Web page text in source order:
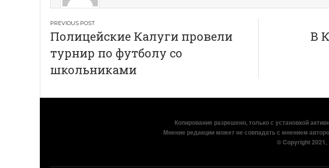
Навигация
по
записям
Полицейские Калуги провели
турнир по футболу со
школьниками
В
Копирование разрешено, только с установкой
Мнение редакции может не совпадать с мнением
© Copyright